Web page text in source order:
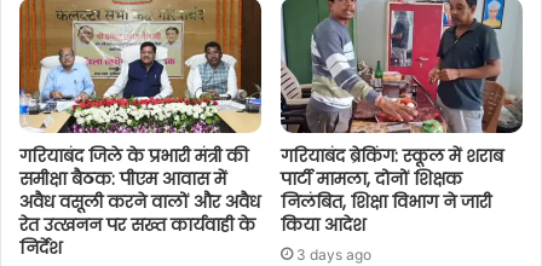
गरियाबंद जिले के प्रभारी मंत्री की
समीक्षा बैठक: पीएम आवास में
अवैध वसूली करने वालों और अवैध
रेत उत्खनन पर सख्त कार्यवाही के
निर्देश
गरियाबंद ब्रेकिंग: स्कूल में शराब
पार्टी मामला, दोनों शिक्षक
निलंबित, शिक्षा विभाग ने जारी
किया आदेश
3 days ago